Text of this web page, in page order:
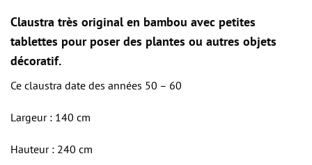
Claustra très original en bambou avec petites
tablettes pour poser des plantes ou autres objets
décoratif.
Ce claustra date des années 50 – 60
Largeur : 140 cm
Hauteur : 240 cm